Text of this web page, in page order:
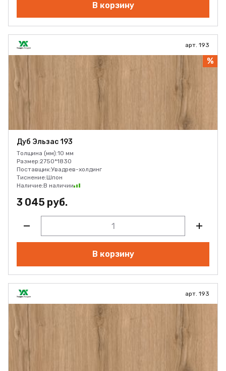
В корзину
арт. 193
%
Дуб Эльзас 193
Толщина (мм):10 мм
Размер:2750*1830
Поставщик:Увадрев-холдинг
Тиснение:Шпон
Наличие:В наличии
3 045 руб.
В корзину
арт. 193